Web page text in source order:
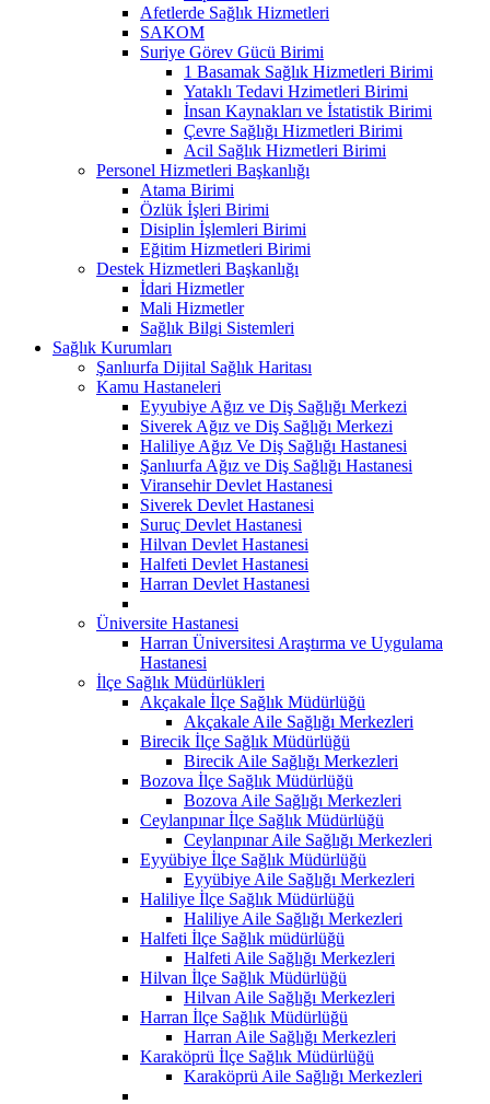
Afetlerde Sağlık Hizmetleri
SAKOM
Suriye Görev Gücü Birimi
1 Basamak Sağlık Hizmetleri Birimi
Yataklı Tedavi Hzimetleri Birimi
İnsan Kaynakları ve İstatistik Birimi
Çevre Sağlığı Hizmetleri Birimi
Acil Sağlık Hizmetleri Birimi
Personel Hizmetleri Başkanlığı
Atama Birimi
Özlük İşleri Birimi
Disiplin İşlemleri Birimi
Eğitim Hizmetleri Birimi
Destek Hizmetleri Başkanlığı
İdari Hizmetler
Mali Hizmetler
Sağlık Bilgi Sistemleri
Sağlık Kurumları
Şanlıurfa Dijital Sağlık Haritası
Kamu Hastaneleri
Eyyubiye Ağız ve Diş Sağlığı Merkezi
Siverek Ağız ve Diş Sağlığı Merkezi
Haliliye Ağız Ve Diş Sağlığı Hastanesi
Şanlıurfa Ağız ve Diş Sağlığı Hastanesi
Viransehir Devlet Hastanesi
Siverek Devlet Hastanesi
Suruç Devlet Hastanesi
Hilvan Devlet Hastanesi
Halfeti Devlet Hastanesi
Harran Devlet Hastanesi
Üniversite Hastanesi
Harran Üniversitesi Araştırma ve Uygulama
Hastanesi
İlçe Sağlık Müdürlükleri
Akçakale İlçe Sağlık Müdürlüğü
Akçakale Aile Sağlığı Merkezleri
Birecik İlçe Sağlık Müdürlüğü
Birecik Aile Sağlığı Merkezleri
Bozova İlçe Sağlık Müdürlüğü
Bozova Aile Sağlığı Merkezleri
Ceylanpınar İlçe Sağlık Müdürlüğü
Ceylanpınar Aile Sağlığı Merkezleri
Eyyübiye İlçe Sağlık Müdürlüğü
Eyyübiye Aile Sağlığı Merkezleri
Haliliye İlçe Sağlık Müdürlüğü
Haliliye Aile Sağlığı Merkezleri
Halfeti İlçe Sağlık müdürlüğü
Halfeti Aile Sağlığı Merkezleri
Hilvan İlçe Sağlık Müdürlüğü
Hilvan Aile Sağlığı Merkezleri
Harran İlçe Sağlık Müdürlüğü
Harran Aile Sağlığı Merkezleri
Karaköprü İlçe Sağlık Müdürlüğü
Karaköprü Aile Sağlığı Merkezleri